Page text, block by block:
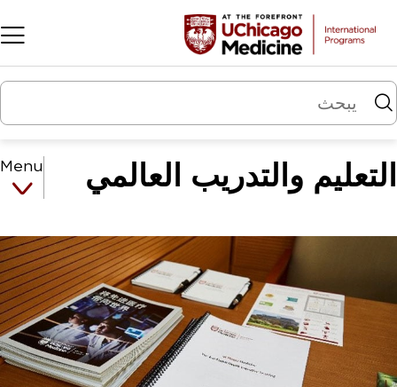
Skip to main content
التعليم والتدريب العالمي Menu